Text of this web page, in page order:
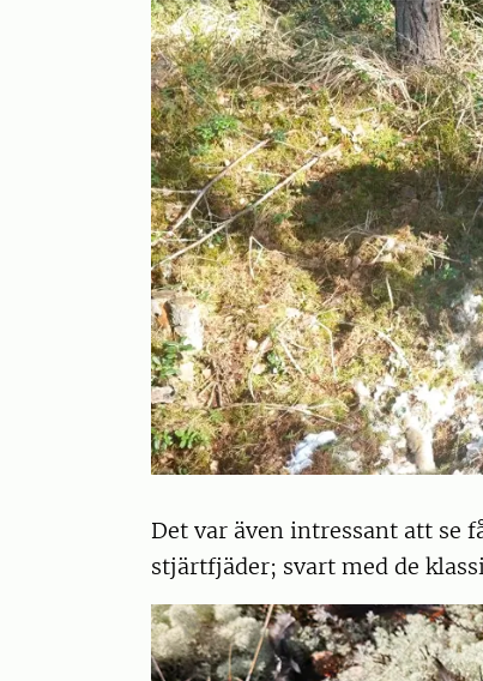
Det var även intressant att se
stjärtfjäder; svart med de